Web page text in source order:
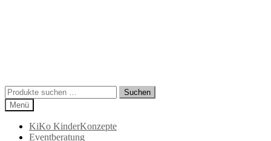
Suchen
nach:
Suchen
Menü
KiKo KinderKonzepte
Eventberatung